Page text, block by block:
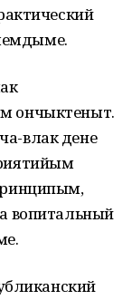
ончыктеныт.
влак дене
вопитальный